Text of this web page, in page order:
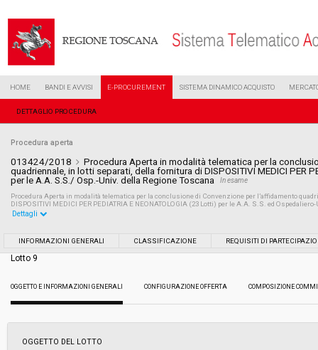
HOME BANDI E AVVISI E-PROCUREMENT SISTEMA DINAMICO ACQUISTO
DETTAGLIO PROCEDURA
Procedura aperta
013424/2018
Procedura Aperta in modalità telematica per la
quadriennale, in lotti separati, della fornitura di DISPOSITIVI MEDICI PER
per le A.A. S.S./ Osp.-Univ. della Regione Toscana
In esame
Procedura Aperta in modalità telematica per la conclusione di Convenzione per l’affidamento
DISPOSITIVI MEDICI PER PEDIATRIA E NEONATOLOGIA (23 Lotti) per le A.A. S.S. ed
Tipo di contratto:
Data pubblicazione:
Svolgimento:
Dettagli
INFORMAZIONI GENERALI CLASSIFICAZIONE REQUISITI DI
Lotto 9
OGGETTO E INFORMAZIONI GENERALI CONFIGURAZIONE OFFERTA COMPOSIZIONE
OGGETTO DEL LOTTO